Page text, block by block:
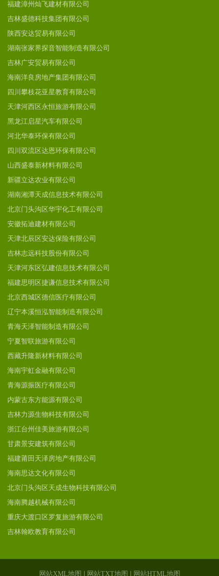
福建漳州灿飞建材有限公司
吉林盛德科技集团有限公司
陕西安达贸易有限公司
湖南张家界探音智能制造有限公司
吉林广安贸易有限公司
海南洋良房地产集团有限公司
四川攀枝花亚星教育有限公司
天津河西区永恒旅游有限公司
黑龙江启星汽车有限公司
河北华泰环保有限公司
四川双流区达恩环保有限公司
山西盛泰新材料有限公司
新疆立达农业有限公司
湖南湘潭天成信息技术有限公司
北京门头沟区华宇化工有限公司
安徽拓迪建材有限公司
天津北辰区安达保险有限公司
吉林志远科技股份有限公司
天津河东区弘建信息技术有限公司
福建思明区捷谦信息技术有限公司
北京西城区德信医疗有限公司
辽宁本溪恒泓智能制造有限公司
青海天泽智能制造有限公司
宁夏智联旅游有限公司
西藏升隆新材料有限公司
海南宇虹金融有限公司
青海源振医疗有限公司
内蒙古东方能源有限公司
吉林力源生物科技有限公司
浙江台州佳美旅游有限公司
甘肃景安建筑有限公司
福建莆田天泽房地产有限公司
海南思达文化有限公司
北京门头沟区天成生物科技有限公司
海南腾越机械有限公司
重庆大渡口区罗复旅游有限公司
吉林翰欧教育有限公司
网站XML地图 网站TXT地图 网站HTML地图